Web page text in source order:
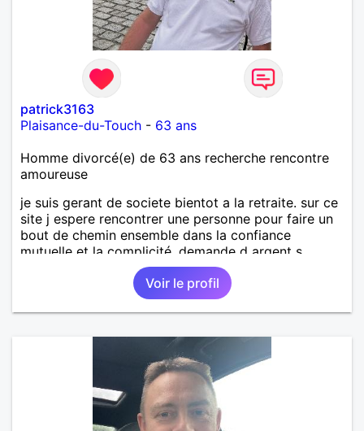
patrick3163
Plaisance-du-Touch - 63 ans
Homme divorcé(e) de 63 ans recherche rencontre
amoureuse
je suis gerant de societe bientot a la retraite. sur ce
site j espere rencontrer une personne pour faire un
bout de chemin ensemble dans la confiance
mutuelle et la complicité. demande d argent s
Voir le profil